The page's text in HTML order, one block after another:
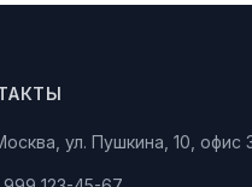
ул. Пушкина, 10, офис